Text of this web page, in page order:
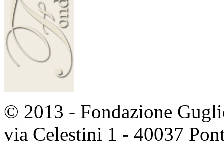
© 2013 - Fondazione
via Celestini 1 - 40037